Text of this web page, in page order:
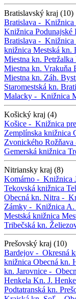
Bratislavský kraj (10)
Bratislava - Knižnica
Knižnica Podunajské
Bratislava - Knižnica
knižnica Mestská kn.
Miestna kn. Petržalka
Miestna kn. Vrakuňa
Miestna kn. Záh.
Staromestská kn.
Malacky - Knižnica
Košický kraj (4)
Košice - Knižnica
Zemplínska knižnica
Zvonického Rožňava
Gemerská knižnica
Nitriansky kraj (8)
Komárno - Knižnica
Tekovská knižnica
Obecná kn. Nitra -
Zámky - Knižnica A.
Mestská knižnica
Tribečská kn.
Prešovský kraj (10)
Bardejov - Okresná
knižnica Obecná kn.
kn. Jarovnice -
Henkela Kn. J.
Podtatranská kn.